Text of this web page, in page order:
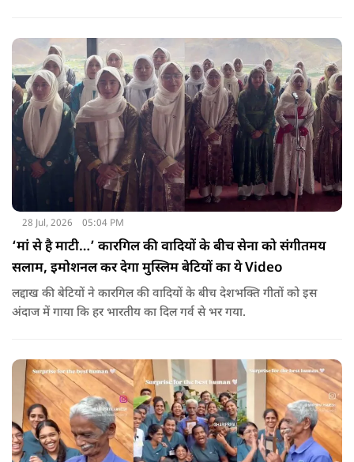
28 Jul, 2026 05:04 PM
‘मां से है माटी…’ कारगिल की वादियों के बीच सेना को संगीतमय
सलाम, इमोशनल कर देगा मुस्लिम बेटियों का ये Video
लद्दाख की बेटियों ने कारगिल की वादियों के बीच देशभक्ति गीतों को इस
अंदाज में गाया कि हर भारतीय का दिल गर्व से भर गया.